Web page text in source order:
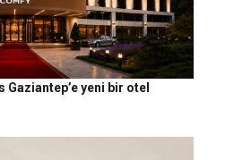
yeni bir otel